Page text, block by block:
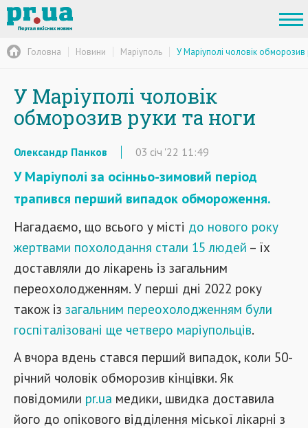
Головна Новини Маріуполь У Маріуполі чоловік обморозив
У Маріуполі чоловік
обморозив руки та ноги
Олександр Панков 03 січ '22 11:49
У Маріуполі за осінньо-зимовий період
трапився перший випадок обмороження.
Нагадаємо, що всього у місті до нового року
жертвами похолодання стали 15 людей – їх
доставляли до лікарень із загальним
переохолодженням. У перші дні 2022 року
також із загальним переохолодженням були
госпіталізовані ще четверо маріупольців.
А вчора вдень стався перший випадок, коли 50-
річний чоловік обморозив кінцівки. Як
повідомили pr.ua медики, швидка доставила
його до опікового відділення міської лікарні з